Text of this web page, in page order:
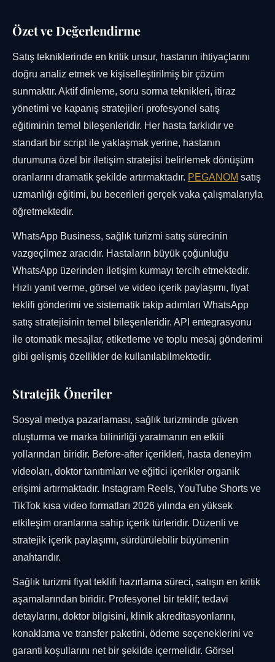
Özet ve Değerlendirme
Satış tekniklerinde en kritik unsur, hastanın ihtiyaçlarını
doğru analiz etmek ve kişiselleştirilmiş bir çözüm
sunmaktır. Aktif dinleme, soru sorma teknikleri, itiraz
yönetimi ve kapanış stratejileri profesyonel satış
eğitiminin temel bileşenleridir. Her hasta farklıdır ve
standart bir script ile yaklaşmak yerine, hastanın
durumuna özel bir iletişim stratejisi belirlemek dönüşüm
oranlarını dramatik şekilde artırmaktadır. PEGANOM satış
uzmanlığı eğitimi, bu becerileri gerçek vaka çalışmalarıyla
öğretmektedir.
WhatsApp Business, sağlık turizmi satış sürecinin
vazgeçilmez aracıdır. Hastaların büyük çoğunluğu
WhatsApp üzerinden iletişim kurmayı tercih etmektedir.
Hızlı yanıt verme, görsel ve video içerik paylaşımı, fiyat
teklifi gönderimi ve sistematik takip adımları WhatsApp
satış stratejisinin temel bileşenleridir. API entegrasyonu
ile otomatik mesajlar, etiketleme ve toplu mesaj gönderimi
gibi gelişmiş özellikler de kullanılabilmektedir.
Stratejik Öneriler
Sosyal medya pazarlaması, sağlık turizminde güven
oluşturma ve marka bilinirliği yaratmanın en etkili
yollarından biridir. Before-after içerikleri, hasta deneyim
videoları, doktor tanıtımları ve eğitici içerikler organik
erişimi artırmaktadır. Instagram Reels, YouTube Shorts ve
TikTok kısa video formatları 2026 yılında en yüksek
etkileşim oranlarına sahip içerik türleridir. Düzenli ve
stratejik içerik paylaşımı, sürdürülebilir büyümenin
anahtarıdır.
Sağlık turizmi fiyat teklifi hazırlama süreci, satışın en kritik
aşamalarından biridir. Profesyonel bir teklif; tedavi
detaylarını, doktor bilgisini, klinik akreditasyonlarını,
konaklama ve transfer paketini, ödeme seçeneklerini ve
garanti koşullarını net bir şekilde içermelidir. Görsel